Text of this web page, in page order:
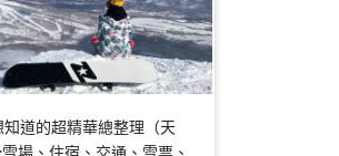
道的超精華總整理（天